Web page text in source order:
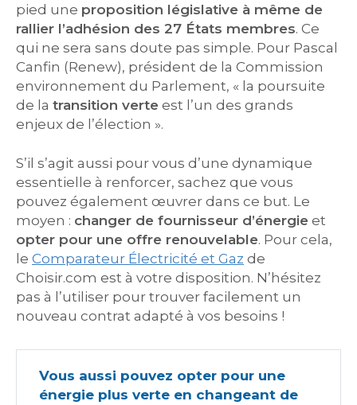
pied une proposition législative à même de
rallier l’adhésion des 27 États membres. Ce
qui ne sera sans doute pas simple. Pour Pascal
Canfin (Renew), président de la Commission
environnement du Parlement, « la poursuite
de la transition verte est l’un des grands
enjeux de l’élection ».
S’il s’agit aussi pour vous d’une dynamique
essentielle à renforcer, sachez que vous
pouvez également œuvrer dans ce but. Le
moyen : changer de fournisseur d’énergie et
opter pour une offre renouvelable. Pour cela,
le Comparateur Électricité et Gaz de
Choisir.com est à votre disposition. N’hésitez
pas à l’utiliser pour trouver facilement un
nouveau contrat adapté à vos besoins !
Vous aussi pouvez opter pour une
énergie plus verte en changeant de